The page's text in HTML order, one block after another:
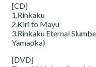
[CD]
1.Rinkaku
2.Kiri to Mayu
3.Rinkaku Eternal
Yamaoka)
[DVD]